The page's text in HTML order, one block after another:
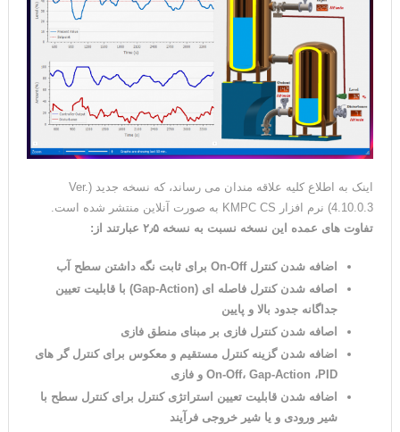
اینک به اطلاع کلیه علاقه مندان می رساند، که نسخه جدید (Ver.
4.10.0.3) نرم افزار KMPC CS به صورت آنلاین منتشر شده است.
تفاوت های عمده این نسخه نسبت به نسخه ۲٫۵ عبارتند از:
اضافه شدن کنترل On-Off برای ثابت نگه داشتن سطح آب
اصافه شدن کنترل فاصله ای (Gap-Action) با قابلیت تعیین
جداگانه جدود بالا و پایین
اصافه شدن کنترل فازی بر مبنای منطق فازی
اضافه شدن گزینه کنترل مستقیم و معکوس برای کنترل گر های
On-Off، Gap-Action ،PID و فازی
اضافه شدن قابلیت تعیین استراتژی کنترل برای کنترل سطح با
شیر ورودی و یا شیر خروجی فرآیند